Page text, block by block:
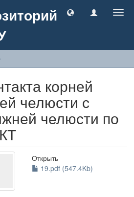
корней
челюсти с
челюсти по
Открыть
19.pdf (547.4Kb)